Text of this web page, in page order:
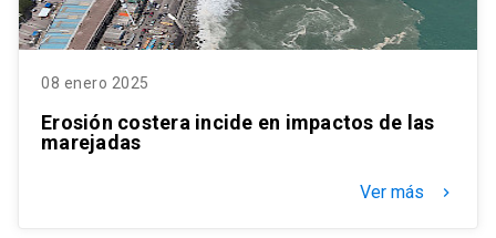
08 enero 2025
Erosión costera incide en impactos de las
marejadas
Ver más keyboard_arrow_right